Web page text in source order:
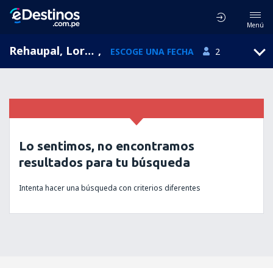
Menú
Rehaupal, Lorraine, Francia , ESCOGE UNA FECHA 2
Lo sentimos, no encontramos
resultados para tu búsqueda
Intenta hacer una búsqueda con criterios diferentes